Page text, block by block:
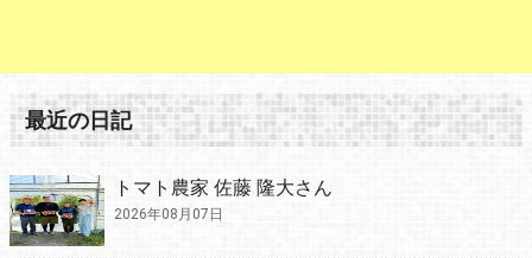
最近の日記
トマト農家 佐藤 隆大さん
2026年08月07日